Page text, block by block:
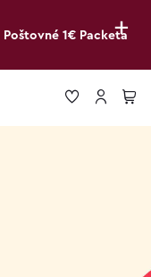
+
Poštovné 1€ Packeta